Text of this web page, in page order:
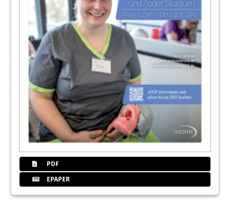
Redaktion
Kulzer GmbH
36Lückenlose Wasserhygiene nur mit
kontinuierlicher Betreuung gesichert
Farina Heilen
Zahnbürste und Munddusche – perfektes
Gespann für die Prophylaxe
Andrea Wiedemer
40Empfehlung lohnt sich
Redaktion
41Hager & Werken GmbH & Co. KG
PDF
EPAPER